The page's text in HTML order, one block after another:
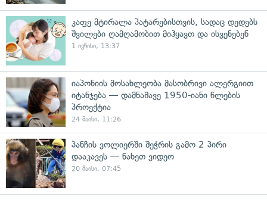
კაფე მტირალა პატარებისთვის, სადაც დედებს
შვილები ღამღამობით მიჰყავთ და ისვენებენ
1 ივნისი, 13:37
იაპონიის მოსახლეობა მასობრივი ალერგიით
იტანჯება — დამნაშავე 1950-იანი წლების
პროექტია
24 მაისი, 11:26
პანჩის ვოლიერში შეჭრის გამო 2 პირი
დააკავეს — ნახეთ ვიდეო
20 მაისი, 07:45